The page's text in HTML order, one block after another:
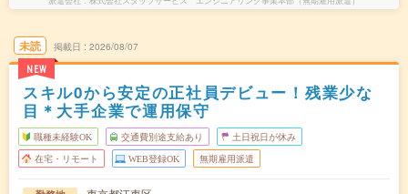
未読
NEW
掲載日 2026/08/07
スキル0から安定の正社員デビュー！残業少な
目＊大手企業で運用保守
職種未経験OK 交通費別途支給あり 土日祝日が休み
在宅・リモート WEB登録OK 無期雇用派遣